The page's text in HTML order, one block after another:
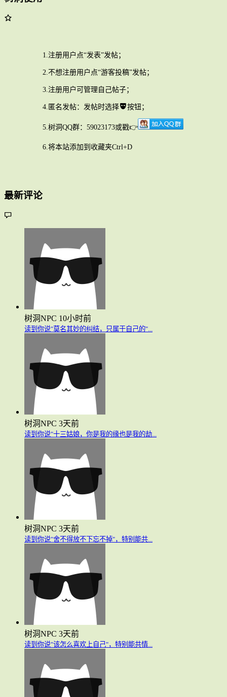
1.注册用户点“发表”发帖；
2.不想注册用户点“游客投稿”发帖；
3.注册用户可管理自己帖子；
4.匿名发帖：发帖时选择 按钮；
5.树洞QQ群：59023173或戳👉
6.将本站添加到收藏夹Ctrl+D
最新评论
树洞NPC 10小时前
读到你说"莫名其妙的纠结，只属于自己的"...
树洞NPC 3天前
读到你说"十三姑娘，你是我的缘也是我的劫...
树洞NPC 3天前
读到你说"舍不得放不下忘不掉"，特别能共...
树洞NPC 3天前
读到你说"该怎么喜欢上自己"，特别能共情...